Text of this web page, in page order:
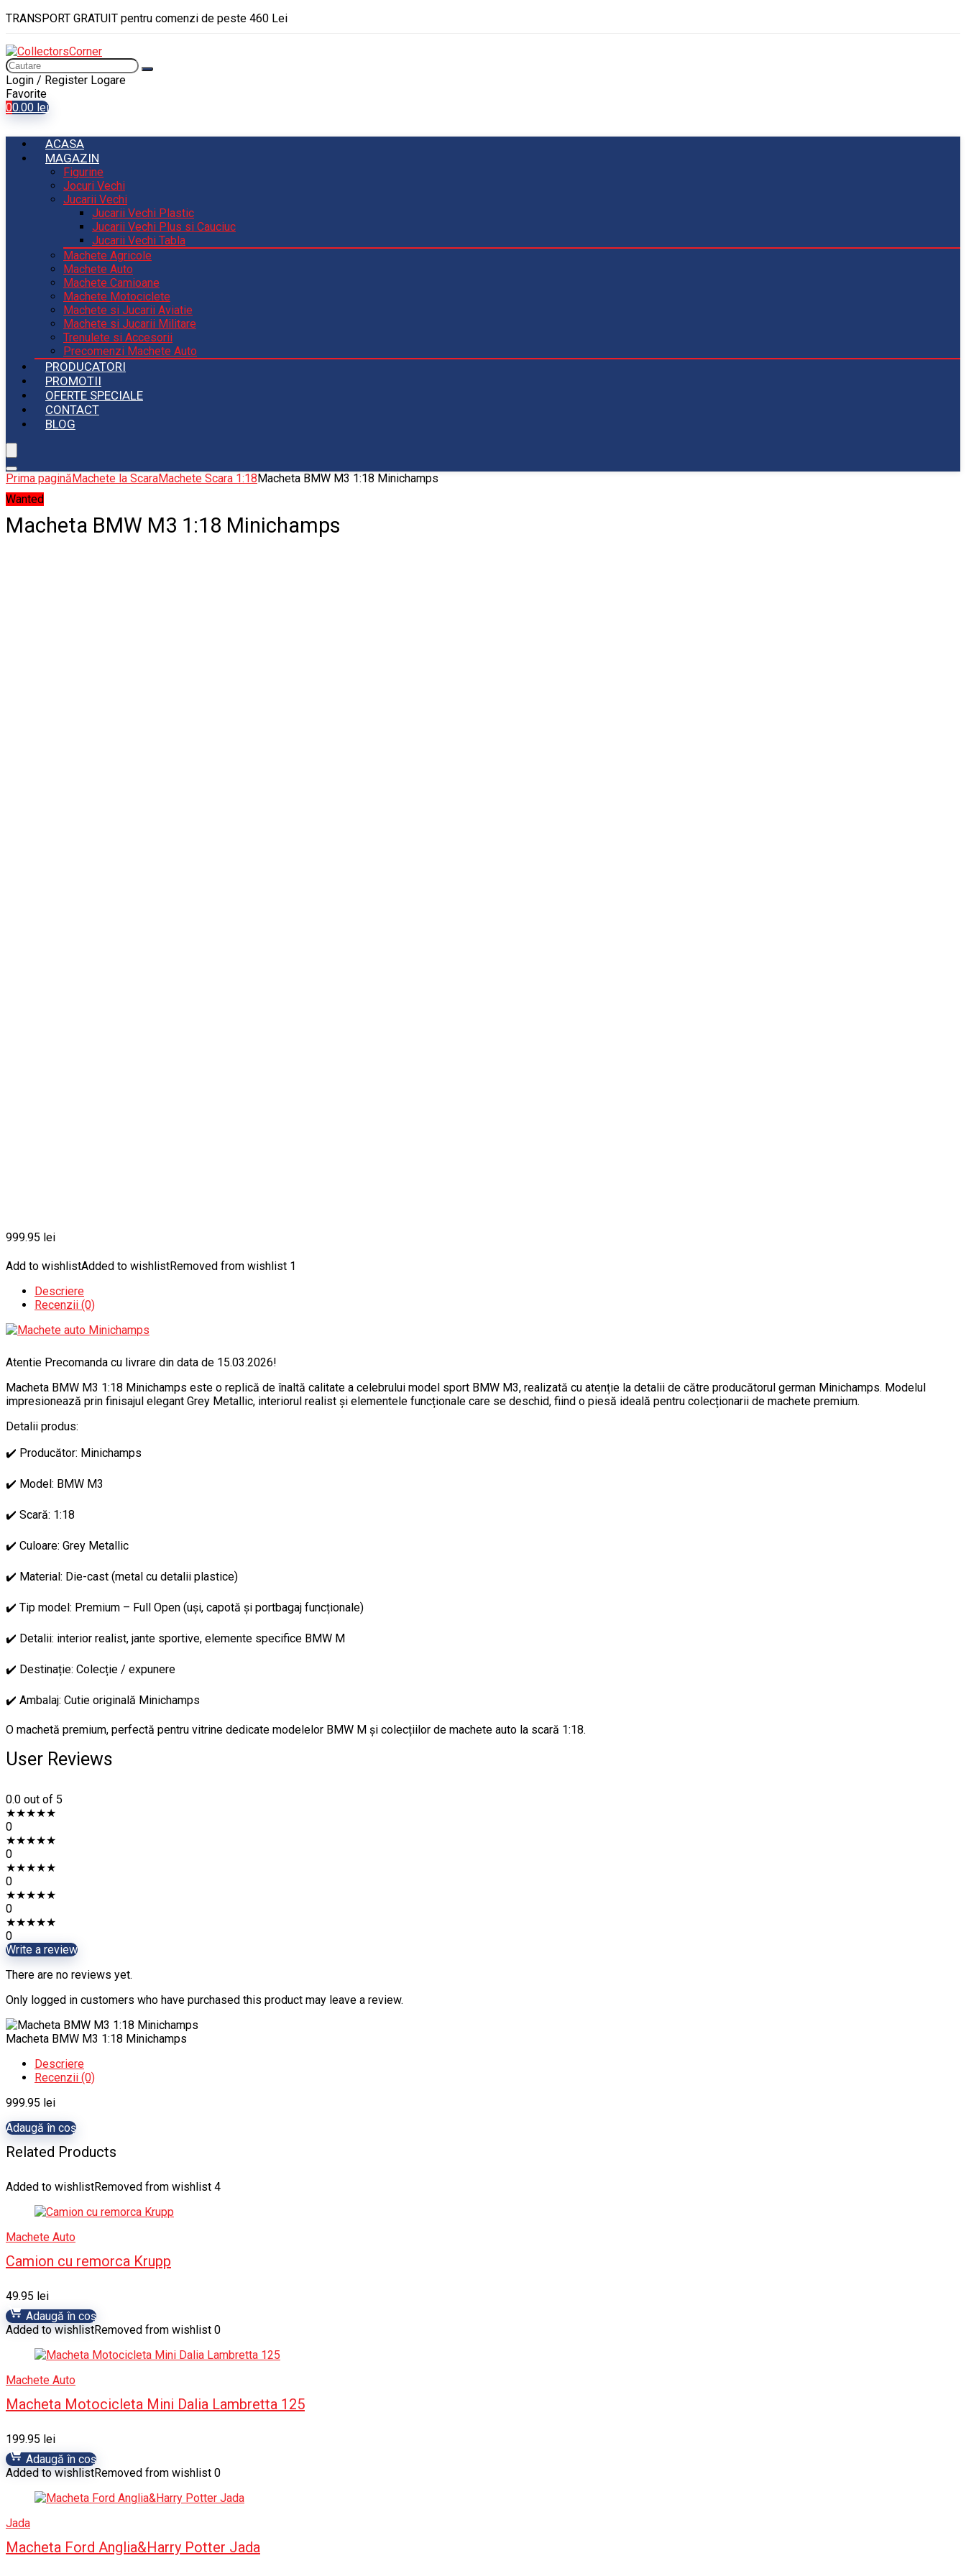
TRANSPORT GRATUIT pentru comenzi de peste 460 Lei
Login / Register Logare
Favorite
00.00 lei
ACASA
MAGAZIN
Figurine
Jocuri Vechi
Jucarii Vechi
Jucarii Vechi Plastic
Jucarii Vechi Plus si Cauciuc
Jucarii Vechi Tabla
Machete Agricole
Machete Auto
Machete Camioane
Machete Motociclete
Machete si Jucarii Aviatie
Machete si Jucarii Militare
Trenulete si Accesorii
Precomenzi Machete Auto
PRODUCATORI
PROMOTII
OFERTE SPECIALE
CONTACT
BLOG
Prima paginăMachete la ScaraMachete Scara 1:18Macheta BMW M3 1:18 Minichamps
Wanted
Macheta BMW M3 1:18 Minichamps
999.95 lei
Add to wishlistAdded to wishlistRemoved from wishlist 1
Descriere
Recenzii (0)
Atentie Precomanda cu livrare din data de 15.03.2026!
Macheta BMW M3 1:18 Minichamps este o replică de înaltă calitate a celebrului model sport BMW M3, realizată cu atenție la detalii de către producătorul german Minichamps. Modelul
impresionează prin finisajul elegant Grey Metallic, interiorul realist și elementele funcționale care se deschid, fiind o piesă ideală pentru colecționarii de machete premium.
Detalii produs:
✔️ Producător: Minichamps
✔️ Model: BMW M3
✔️ Scară: 1:18
✔️ Culoare: Grey Metallic
✔️ Material: Die-cast (metal cu detalii plastice)
✔️ Tip model: Premium – Full Open (uși, capotă și portbagaj funcționale)
✔️ Detalii: interior realist, jante sportive, elemente specifice BMW M
✔️ Destinație: Colecție / expunere
✔️ Ambalaj: Cutie originală Minichamps
O machetă premium, perfectă pentru vitrine dedicate modelelor BMW M și colecțiilor de machete auto la scară 1:18.
User Reviews
0.0 out of 5
★★★★★
0
★★★★★
0
★★★★★
0
★★★★★
0
★★★★★
0
Write a review
There are no reviews yet.
Only logged in customers who have purchased this product may leave a review.
Macheta BMW M3 1:18 Minichamps
Descriere
Recenzii (0)
999.95 lei
Adaugă în coș
Related Products
Added to wishlistRemoved from wishlist 4
Machete Auto
Camion cu remorca Krupp
49.95 lei
Adaugă în coș
Added to wishlistRemoved from wishlist 0
Machete Auto
Macheta Motocicleta Mini Dalia Lambretta 125
199.95 lei
Adaugă în coș
Added to wishlistRemoved from wishlist 0
Jada
Macheta Ford Anglia&Harry Potter Jada